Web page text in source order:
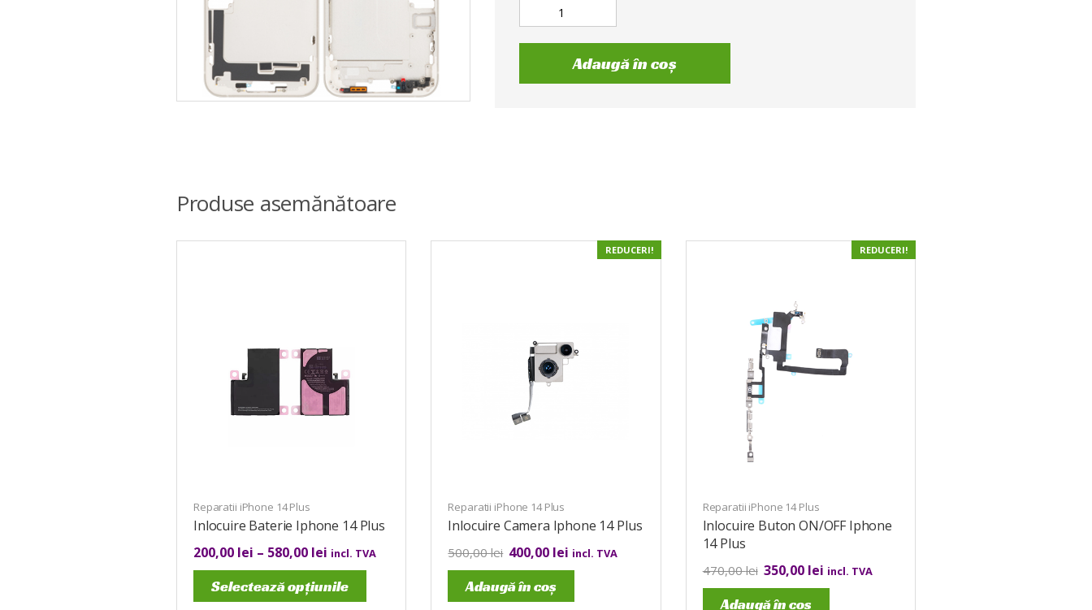
Adaugă în coș
Produse asemănătoare
Reparatii iPhone 14 Plus
Inlocuire Baterie Iphone 14 Plus
200,00 lei – 580,00 lei incl. TVA
Selectează opțiunile
REDUCERI!
Reparatii iPhone 14 Plus
Inlocuire Camera Iphone 14 Plus
500,00lei 400,00 lei incl. TVA
Adaugă în coș
REDUCERI!
Reparatii iPhone 14 Plus
Inlocuire Buton ON/OFF Iphone
14 Plus
470,00lei 350,00 lei incl. TVA
Adaugă în coș